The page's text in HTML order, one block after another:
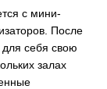
с мини-
После
для себя свою
залах